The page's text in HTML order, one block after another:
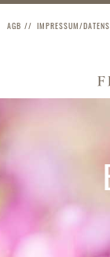
AGB IMPRESSUM/